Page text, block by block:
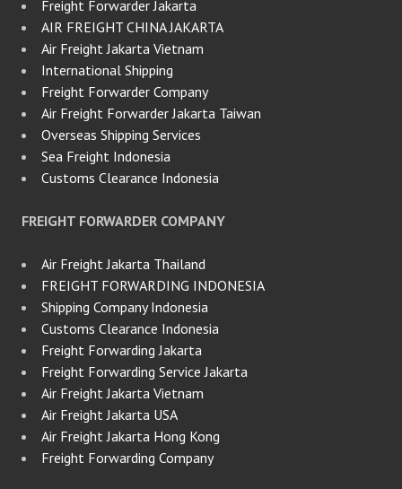
Freight Forwarder Jakarta
AIR FREIGHT CHINA JAKARTA
Air Freight Jakarta Vietnam
International Shipping
Freight Forwarder Company
Air Freight Forwarder Jakarta Taiwan
Overseas Shipping Services
Sea Freight Indonesia
Customs Clearance Indonesia
FREIGHT FORWARDER COMPANY
Air Freight Jakarta Thailand
FREIGHT FORWARDING INDONESIA
Shipping Company Indonesia
Customs Clearance Indonesia
Freight Forwarding Jakarta
Freight Forwarding Service Jakarta
Air Freight Jakarta Vietnam
Air Freight Jakarta USA
Air Freight Jakarta Hong Kong
Freight Forwarding Company